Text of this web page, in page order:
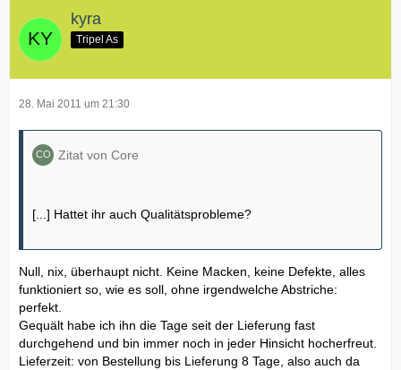
kyra
Tripel As
28. Mai 2011 um 21:30
Zitat von Core
[...] Hattet ihr auch Qualitätsprobleme?
Null, nix, überhaupt nicht. Keine Macken, keine Defekte, alles
funktioniert so, wie es soll, ohne irgendwelche Abstriche:
perfekt.
Gequält habe ich ihn die Tage seit der Lieferung fast
durchgehend und bin immer noch in jeder Hinsicht hocherfreut.
Lieferzeit: von Bestellung bis Lieferung 8 Tage, also auch da